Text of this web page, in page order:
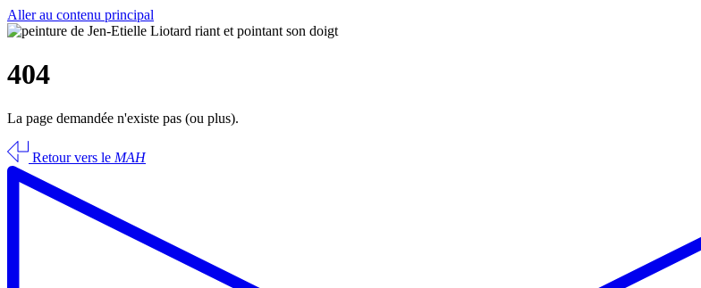
Aller au contenu principal
404
La page demandée n'existe pas (ou plus).
Retour vers le MAH